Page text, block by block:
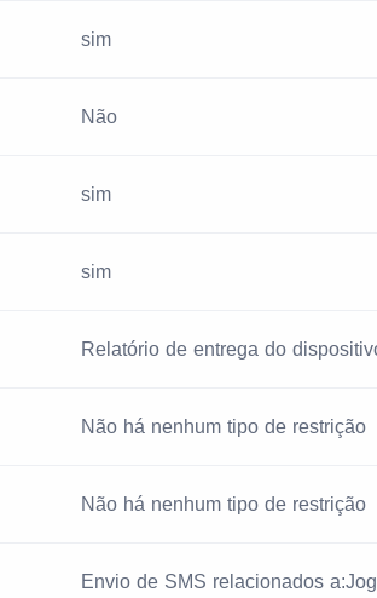
sim
Não
sim
sim
Relatório de entrega do
Não há nenhum tipo de restrição
Não há nenhum tipo de restrição
Envio de SMS relacionados